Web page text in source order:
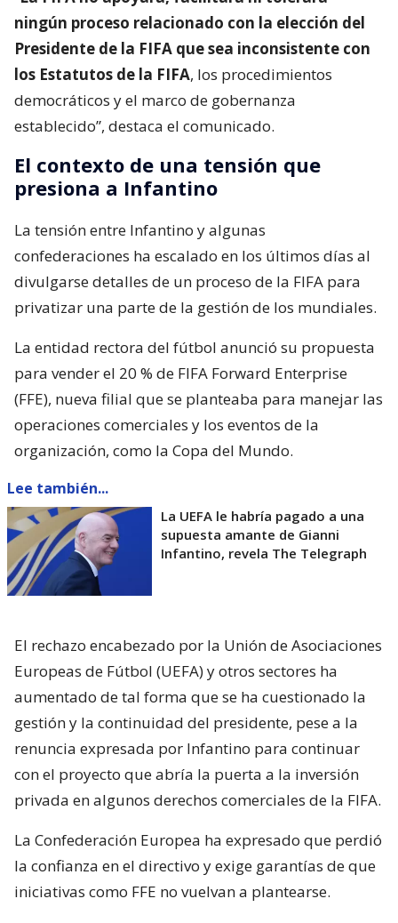
ningún proceso relacionado con la elección del
Presidente de la FIFA que sea inconsistente con
los Estatutos de la FIFA, los procedimientos
democráticos y el marco de gobernanza
establecido”, destaca el comunicado.
El contexto de una tensión que
presiona a Infantino
La tensión entre Infantino y algunas
confederaciones ha escalado en los últimos días al
divulgarse detalles de un proceso de la FIFA para
privatizar una parte de la gestión de los mundiales.
La entidad rectora del fútbol anunció su propuesta
para vender el 20 % de FIFA Forward Enterprise
(FFE), nueva filial que se planteaba para manejar las
operaciones comerciales y los eventos de la
organización, como la Copa del Mundo.
Lee también...
La UEFA le habría pagado a una
supuesta amante de Gianni
Infantino, revela The Telegraph
El rechazo encabezado por la Unión de Asociaciones
Europeas de Fútbol (UEFA) y otros sectores ha
aumentado de tal forma que se ha cuestionado la
gestión y la continuidad del presidente, pese a la
renuncia expresada por Infantino para continuar
con el proyecto que abría la puerta a la inversión
privada en algunos derechos comerciales de la FIFA.
La Confederación Europea ha expresado que perdió
la confianza en el directivo y exige garantías de que
iniciativas como FFE no vuelvan a plantearse.